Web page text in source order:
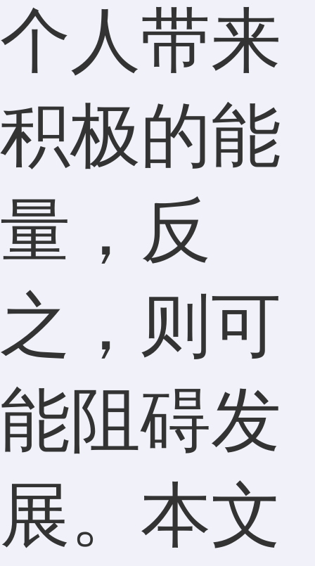
个人带来
积极的能
量，反
之，则可
能阻碍发
展。本文